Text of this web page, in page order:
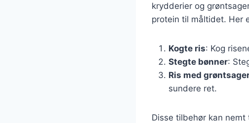
krydderier og
protein til måltidet. Her
Kogte ris: Kog
Stegte bønner:
Ris med
sundere ret.
Disse tilbehør kan